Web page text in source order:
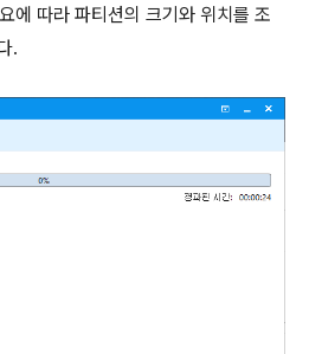
에 따라 파티션의 크기와 위치를 조
.